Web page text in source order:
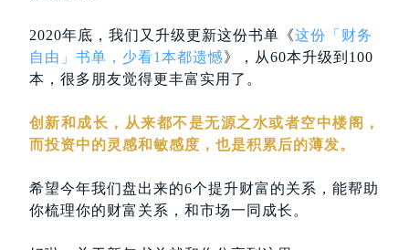
2020年底，我们又升级更新这份书单《这份「财务
自由」书单，少看1本都遗憾》，从60本升级到100
本，很多朋友觉得更丰富实用了。
创新和成长，从来都不是无源之水或者空中楼阁，
而投资中的灵感和敏感度，也是积累后的薄发。
希望今年我们盘出来的6个提升财富的关系，能帮助
你梳理你的财富关系，和市场一同成长。